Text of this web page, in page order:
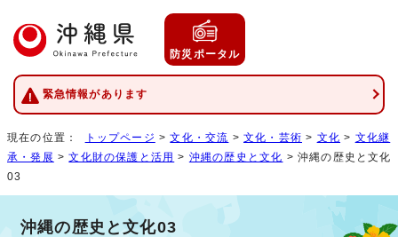
防災ポータル
緊急情報があります
現在の位置： トップページ >文化・交流 >文化・芸術 > 文化 > 文化継
承・発展 >文化財の保護と活用 > 沖縄の歴史と文化 > 沖縄の歴史と文化
03
沖縄の歴史と文化03